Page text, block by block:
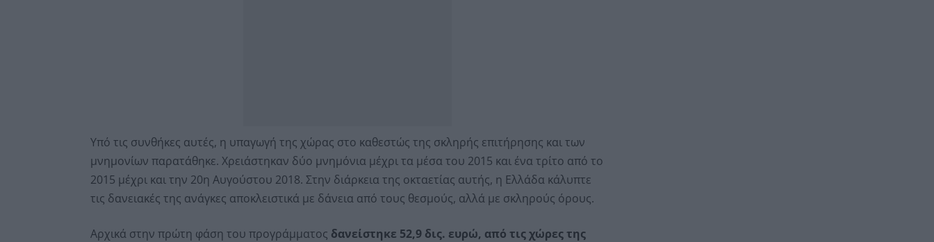
Υπό τις συνθήκες αυτές, η υπαγωγή της χώρας στο καθεστώς της σκληρής επιτήρησης και των
μνημονίων παρατάθηκε. Χρειάστηκαν δύο μνημόνια μέχρι τα μέσα του 2015 και ένα τρίτο από το
2015 μέχρι και την 20η Αυγούστου 2018. Στην διάρκεια της οκταετίας αυτής, η Ελλάδα κάλυπτε
τις δανειακές της ανάγκες αποκλειστικά με δάνεια από τους θεσμούς, αλλά με σκληρούς όρους.
Αρχικά στην πρώτη φάση του προγράμματος δανείστηκε 52,9 δις. ευρώ, από τις χώρες της